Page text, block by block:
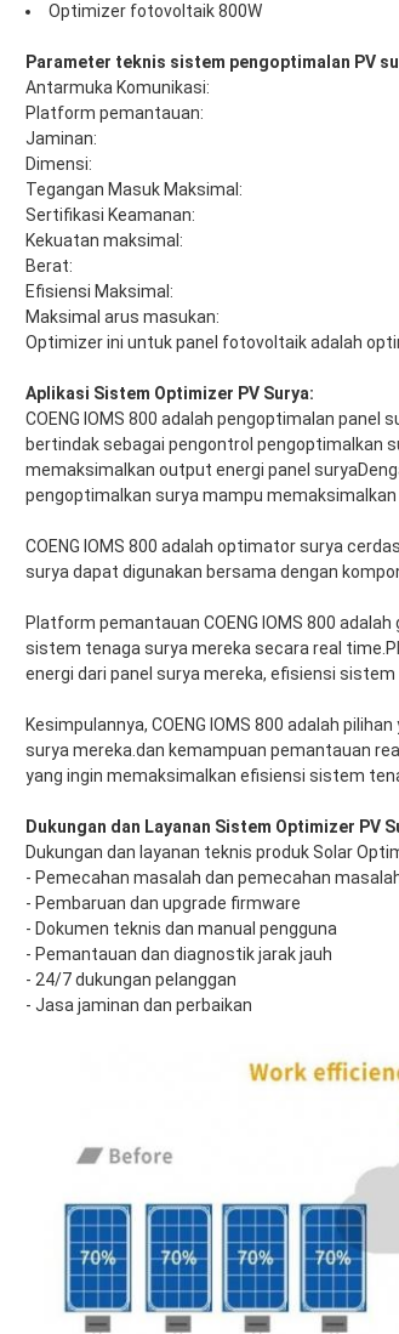
Optimizer fotovoltaik 800W
Parameter teknis sistem pengoptimalan PV
Antarmuka Komunikasi:
Platform pemantauan:
Jaminan:
Dimensi:
Tegangan Masuk Maksimal:
Sertifikasi Keamanan:
Kekuatan maksimal:
Berat:
Efisiensi Maksimal:
Maksimal arus masukan:
Optimizer ini untuk panel fotovoltaik adalah
Aplikasi Sistem Optimizer PV Surya:
COENG IOMS 800 adalah pengoptimalan
bertindak sebagai pengontrol pengoptimalkan
memaksimalkan output energi panel
pengoptimalkan surya mampu memaksimalkan
COENG IOMS 800 adalah optimator surya
surya dapat digunakan bersama dengan
Platform pemantauan COENG IOMS 800
sistem tenaga surya mereka secara real
energi dari panel surya mereka, efisiensi
Kesimpulannya, COENG IOMS 800 adalah
surya mereka.dan kemampuan pemantauan
yang ingin memaksimalkan efisiensi sistem
Dukungan dan Layanan Sistem Optimizer PV
Dukungan dan layanan teknis produk Solar
- Pemecahan masalah dan pemecahan
- Pembaruan dan upgrade firmware
- Dokumen teknis dan manual pengguna
- Pemantauan dan diagnostik jarak jauh
- 24/7 dukungan pelanggan
- Jasa jaminan dan perbaikan